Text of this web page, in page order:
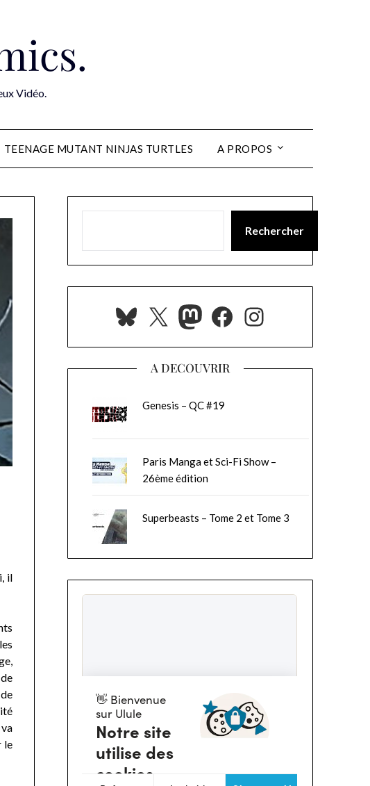
Vidéo.
TEENAGE MUTANT NINJAS TURTLES A PROPOS
il
le
Rechercher
Bluesky
X Mastodon
Facebook
Instagram
A DECOUVRIR
Genesis – QC #19
Paris Manga et Sci-Fi Show –
26ème édition
Superbeasts – Tome 2 et Tome 3